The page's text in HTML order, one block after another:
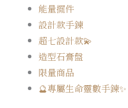
能量擺件
設計款手鍊
超七設計款💫
造型石膏盤
限量商品
🔮專屬生命靈數手鍊✨